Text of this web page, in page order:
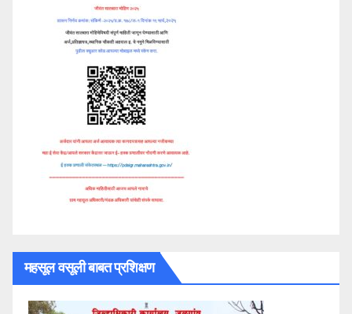
महसूल वसूली बाबत प्रशिक्षण